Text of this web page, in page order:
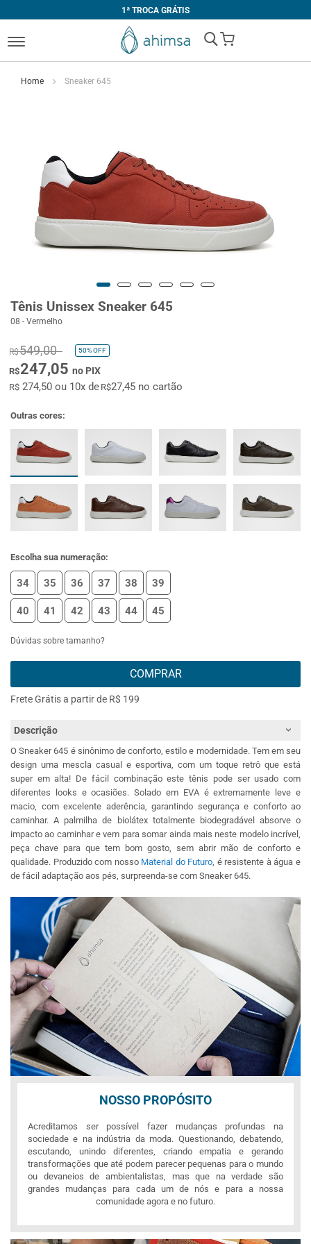
1ª TROCA GRÁTIS
My Cart
Home Sneaker 645
Tênis Unissex Sneaker 645
08 - Vermelho
R$549,00 50%OFF
R$247,05 no PIX
R$ 274,50 ou 10x deR$27,45 no cartão
Outras cores:
Escolha sua numeração:
34 35 36 37 38 39
40 41 42 43 44 45
Dúvidas sobre tamanho?
COMPRAR
Frete Grátis a partir de R$ 199
Descrição
O Sneaker 645 é sinônimo de conforto, estilo e modernidade. Tem em seu
design uma mescla casual e esportiva, com um toque retrô que está
super em alta! De fácil combinação este tênis pode ser usado com
diferentes looks e ocasiões. Solado em EVA é extremamente leve e
macio, com excelente aderência, garantindo segurança e conforto ao
caminhar. A palmilha de biolátex totalmente biodegradável absorve o
impacto ao caminhar e vem para somar ainda mais neste modelo incrível,
peça chave para que tem bom gosto, sem abrir mão de conforto e
qualidade. Produzido com nosso Material do Futuro, é resistente à água e
de fácil adaptação aos pés, surpreenda-se com Sneaker 645.
NOSSO PROPÓSITO
Acreditamos ser possível fazer mudanças profundas na
sociedade e na indústria da moda. Questionando, debatendo,
escutando, unindo diferentes, criando empatia e gerando
transformações que até podem parecer pequenas para o mundo
ou devaneios de ambientalistas, mas que na verdade são
grandes mudanças para cada um de nós e para a nossa
comunidade agora e no futuro.